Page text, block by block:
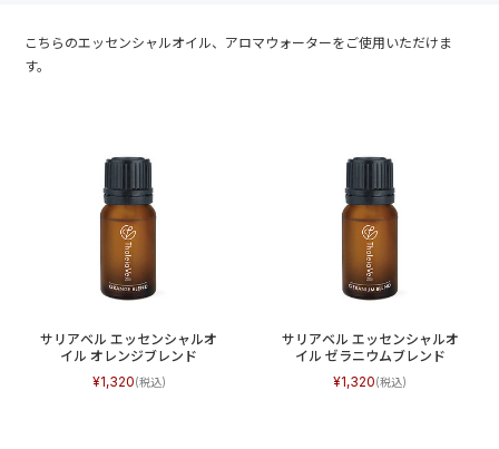
こちらのエッセンシャルオイル、アロマウォーターをご使用いただけま
す。
サリアベル エッセンシャルオ
イル オレンジブレンド
1,320
サリアベル エッセンシャルオ
イル ゼラニウムブレンド
1,320